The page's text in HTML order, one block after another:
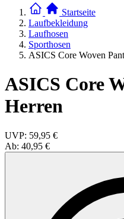
Startseite
Laufbekleidung
Laufhosen
Sporthosen
ASICS Core Woven
ASICS Core
Herren
UVP: 59,95 €
Ab: 40,95 €